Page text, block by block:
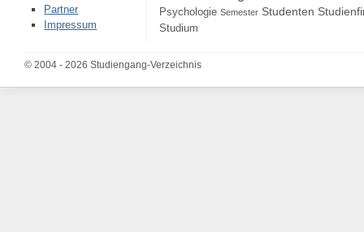
Partner
Impressum
Psychologie Semester Studenten
Studium
© 2004 - 2026 Studiengang-Verzeichnis